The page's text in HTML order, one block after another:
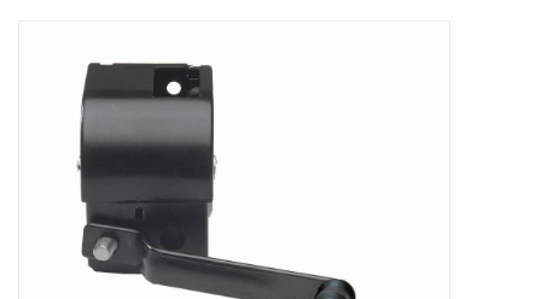
Handlier
Staalkabel
Verstaging